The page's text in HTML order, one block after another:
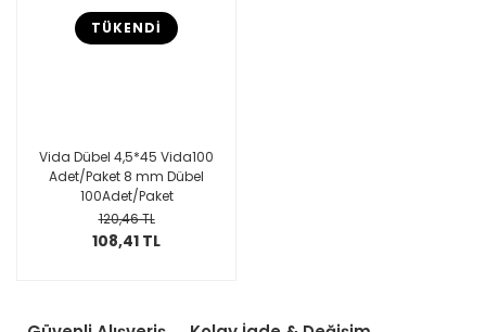
TÜKENDİ
Vida Dübel 4,5*45 Vida100
Adet/Paket 8 mm Dübel
100Adet/Paket
120,46 TL
108,41 TL